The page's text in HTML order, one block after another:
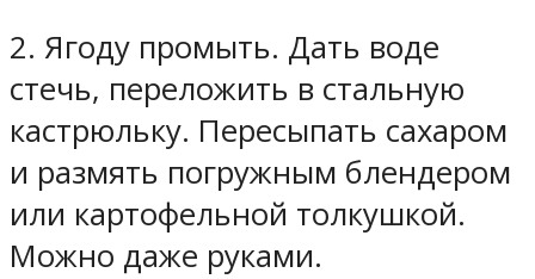
2. Ягоду промыть. Дать воде
стечь, переложить в стальную
кастрюльку. Пересыпать сахаром
и размять погружным блендером
или картофельной толкушкой.
Можно даже руками.